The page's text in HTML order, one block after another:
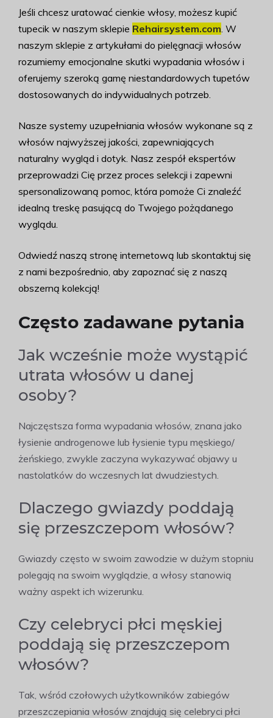
Jeśli chcesz uratować cienkie włosy, możesz kupić
tupecik w naszym sklepie Rehairsystem.com. W
naszym sklepie z artykułami do pielęgnacji włosów
rozumiemy emocjonalne skutki wypadania włosów i
oferujemy szeroką gamę niestandardowych tupetów
dostosowanych do indywidualnych potrzeb.
Nasze systemy uzupełniania włosów wykonane są z
włosów najwyższej jakości, zapewniających
naturalny wygląd i dotyk. Nasz zespół ekspertów
przeprowadzi Cię przez proces selekcji i zapewni
spersonalizowaną pomoc, która pomoże Ci znaleźć
idealną treskę pasującą do Twojego pożądanego
wyglądu.
Odwiedź naszą stronę internetową lub skontaktuj się
z nami bezpośrednio, aby zapoznać się z naszą
obszerną kolekcją!
Często zadawane pytania
Jak wcześnie może wystąpić
utrata włosów u danej
osoby?
Najczęstsza forma wypadania włosów, znana jako
łysienie androgenowe lub łysienie typu męskiego/
żeńskiego, zwykle zaczyna wykazywać objawy u
nastolatków do wczesnych lat dwudziestych.
Dlaczego gwiazdy poddają
się przeszczepom włosów?
Gwiazdy często w swoim zawodzie w dużym stopniu
polegają na swoim wyglądzie, a włosy stanowią
ważny aspekt ich wizerunku.
Czy celebryci płci męskiej
poddają się przeszczepom
włosów?
Tak, wśród czołowych użytkowników zabiegów
przeszczepiania włosów znajdują się celebryci płci